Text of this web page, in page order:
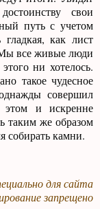
свои
путь с учетом
как лист
все живые люди
ни хотелось.
такое чудесное
совершил
и искренне
таким же образом
собирать камни.
для сайта
запрещено